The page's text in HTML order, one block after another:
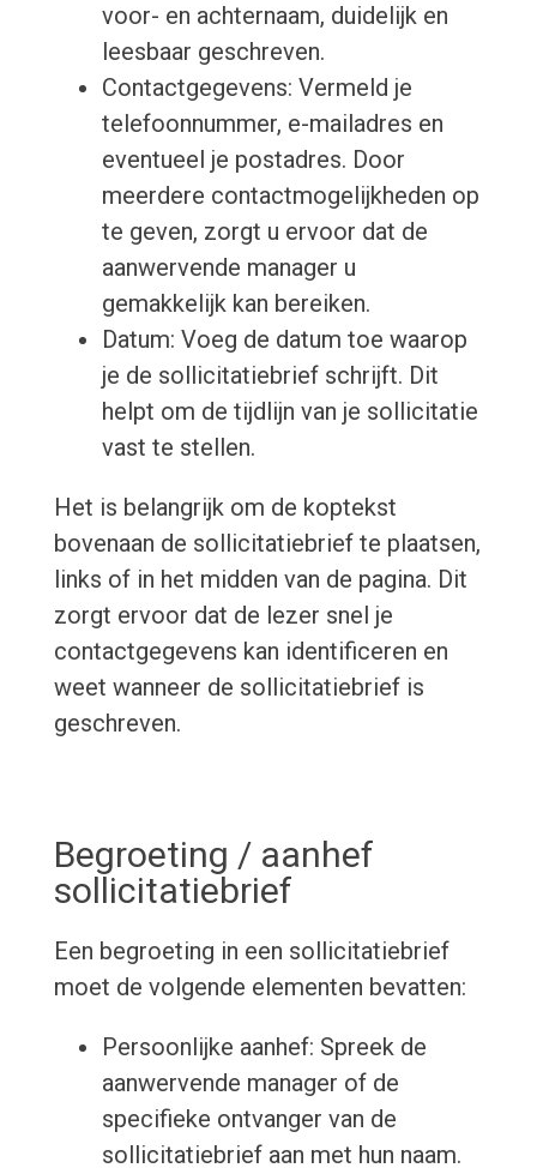
voor- en achternaam, duidelijk en
leesbaar geschreven.
Contactgegevens: Vermeld je
telefoonnummer, e-mailadres en
eventueel je postadres. Door
meerdere contactmogelijkheden op
te geven, zorgt u ervoor dat de
aanwervende manager u
gemakkelijk kan bereiken.
Datum: Voeg de datum toe waarop
je de sollicitatiebrief schrijft. Dit
helpt om de tijdlijn van je sollicitatie
vast te stellen.
Het is belangrijk om de koptekst
bovenaan de sollicitatiebrief te plaatsen,
links of in het midden van de pagina. Dit
zorgt ervoor dat de lezer snel je
contactgegevens kan identificeren en
weet wanneer de sollicitatiebrief is
geschreven.
Begroeting / aanhef
sollicitatiebrief
Een begroeting in een sollicitatiebrief
moet de volgende elementen bevatten:
Persoonlijke aanhef: Spreek de
aanwervende manager of de
specifieke ontvanger van de
sollicitatiebrief aan met hun naam.